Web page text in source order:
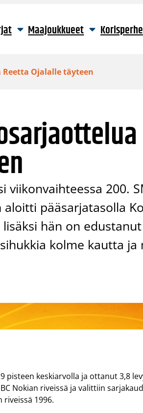
Maajoukkueet Korisperhe
Ojalalle täyteen
viikonvaihteessa 200.
pääsarjatasolla
hän on
kolme kautta
pisteen keskiarvolla ja ottanut 3,8
Nokian riveissä ja valittiin
riveissä 1996.